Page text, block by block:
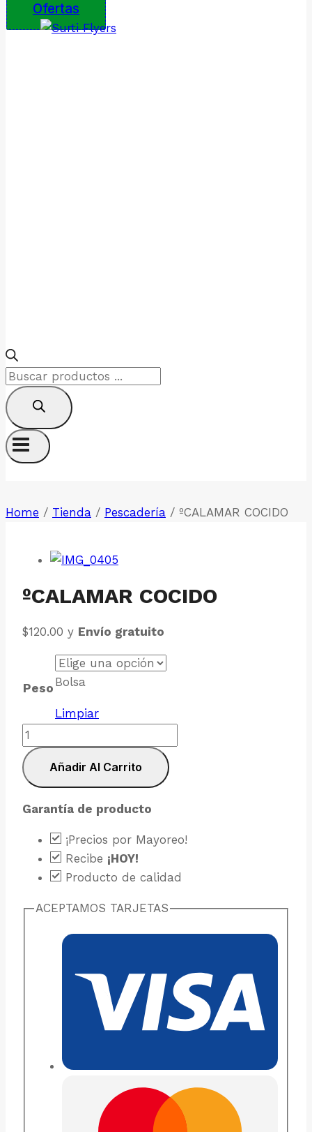
Ofertas
Products
search
Home / Tienda / Pescadería / ºCALAMAR COCIDO
ºCALAMAR COCIDO
$120.00 y Envío gratuito
Peso Bolsa
Limpiar
ºCALAMAR
COCIDO
cantidadAñadir Al Carrito
Garantía de producto
¡Precios por Mayoreo!
Recibe ¡HOY!
Producto de calidad
ACEPTAMOS TARJETAS